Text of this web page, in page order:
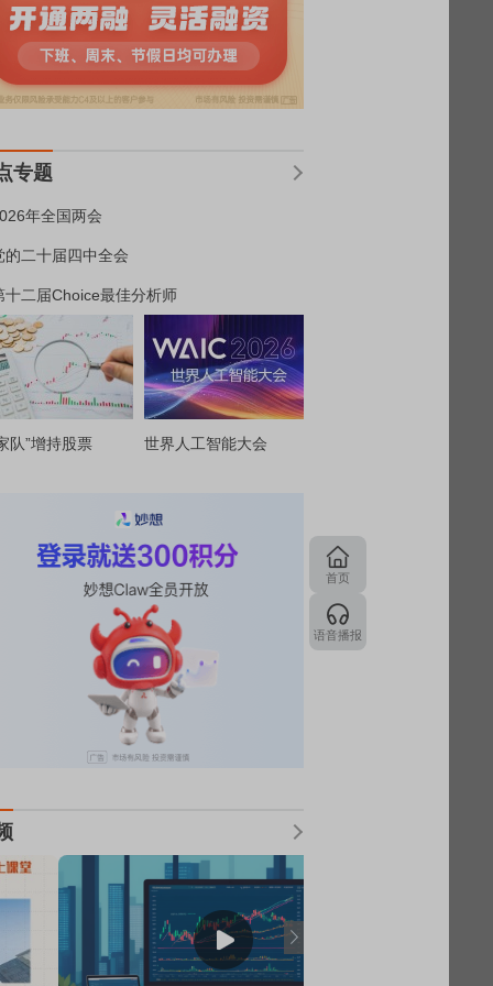
专题
年全国两会
的二十届四中全会
十二届Choice最佳分析师
队”增持股票 世界人工智能大会
首页
语音播报